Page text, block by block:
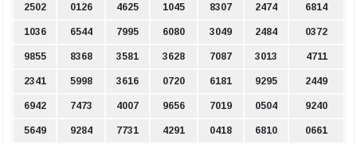
2502 0126 4625 1045 8307 2474 6814
1036 6544 7995 6080 3049 2484 0372
9855 8368 3581 3628 7087 3013 4711
2341 5998 3616 0720 6181 9295 2449
6942 7473 4007 9656 7019 0504 9240
5649 9284 7731 4291 0418 6810 0661